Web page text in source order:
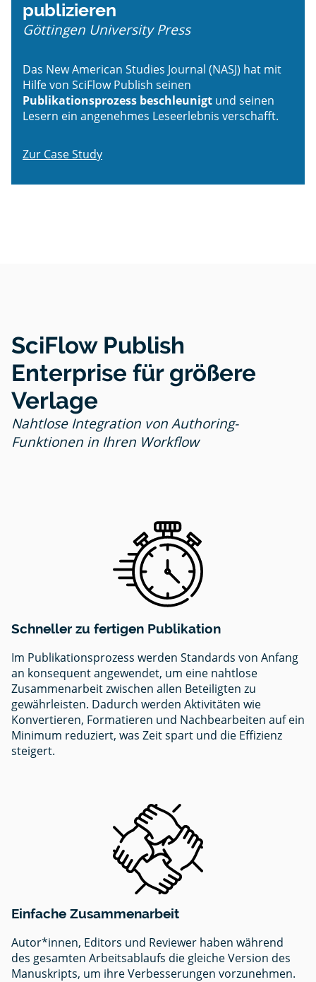
publizieren
Göttingen University Press
Das New American Studies Journal (NASJ) hat mit
Hilfe von SciFlow Publish seinen
Publikationsprozess beschleunigt und seinen
Lesern ein angenehmes Leseerlebnis verschafft.
Zur Case Study
SciFlow Publish
Enterprise für größere
Verlage
Nahtlose Integration von Authoring-
Funktionen in Ihren Workflow
Schneller zu fertigen Publikation
Im Publikationsprozess werden Standards von Anfang
an konsequent angewendet, um eine nahtlose
Zusammenarbeit zwischen allen Beteiligten zu
gewährleisten. Dadurch werden Aktivitäten wie
Konvertieren, Formatieren und Nachbearbeiten auf ein
Minimum reduziert, was Zeit spart und die Effizienz
steigert.
Einfache Zusammenarbeit
Autor*innen, Editors und Reviewer haben während
des gesamten Arbeitsablaufs die gleiche Version des
Manuskripts, um ihre Verbesserungen vorzunehmen.